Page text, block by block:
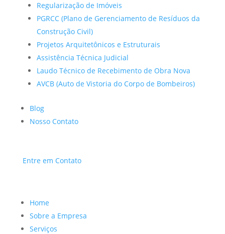
Regularização de Imóveis
PGRCC (Plano de Gerenciamento de Resíduos da
Construção Civil)
Projetos Arquitetônicos e Estruturais
Assistência Técnica Judicial
Laudo Técnico de Recebimento de Obra Nova
AVCB (Auto de Vistoria do Corpo de Bombeiros)
Blog
Nosso Contato
Entre em Contato
Home
Sobre a Empresa
Serviços